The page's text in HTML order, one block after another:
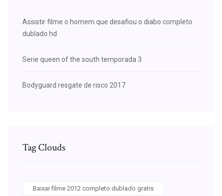
Assistir filme o homem que desafiou o diabo completo
dublado hd
Serie queen of the south temporada 3
Bodyguard resgate de risco 2017
Tag Clouds
Baixar filme 2012 completo dublado gratis